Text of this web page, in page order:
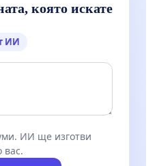
която искате
ИИ
ИИ ще изготви
вас.